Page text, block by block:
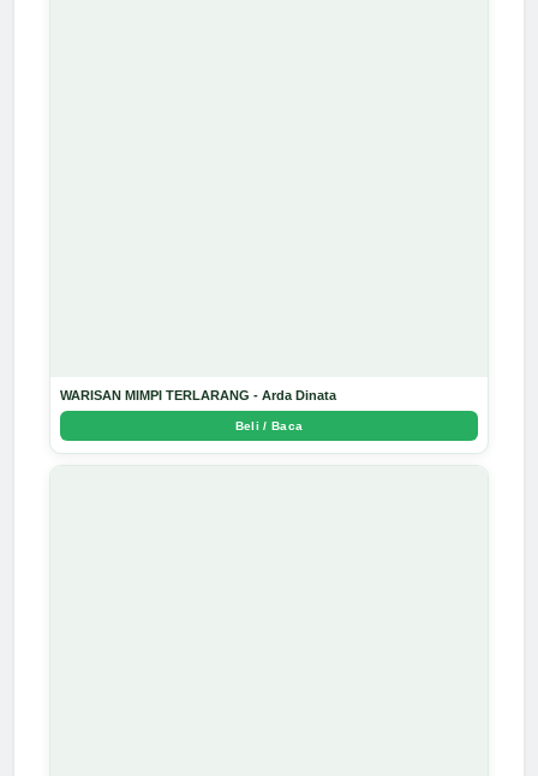
WARISAN MIMPI TERLARANG - Arda Dinata
Beli / Baca